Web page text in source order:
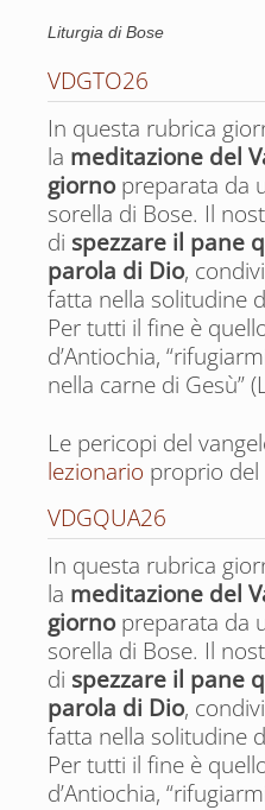
Giorno per giorno le
di coloro che hanno fatto
con tutta la loro esistenza
Aprile
Giorno per giorno le
di coloro che hanno fatto
con tutta la loro esistenza
Maggio
Giorno per giorno le
di coloro che hanno fatto
con tutta la loro esistenza
Liturgia di Bose
VDGTO26
In questa rubrica
la meditazione del
giornopreparata da
sorella di Bose. Il
di spezzare il pane
parola di Dio,
fatta nella solitudine
Per tutti il fine è
d’Antiochia,
nella carne di Gesù”
Le pericopi del
lezionario proprio
VDGQUA26
In questa rubrica
la meditazione del
giornopreparata da
sorella di Bose. Il
di spezzare il pane
parola di Dio,
fatta nella solitudine
Per tutti il fine è
d’Antiochia,